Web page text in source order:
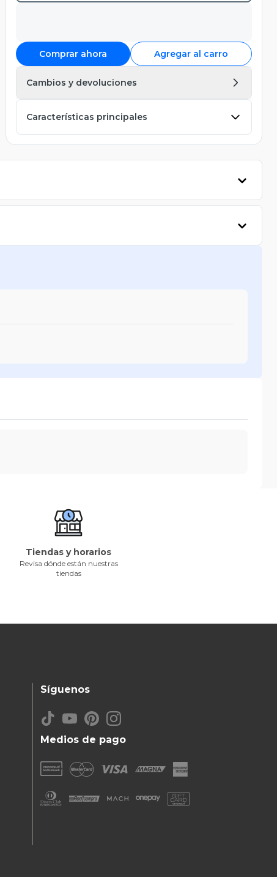
Comprar ahora Agregar al carro
Cambios y devoluciones
Características principales
Tiendas y horarios
Revisa dónde están nuestras
tiendas
Medios de pago
Síguenos